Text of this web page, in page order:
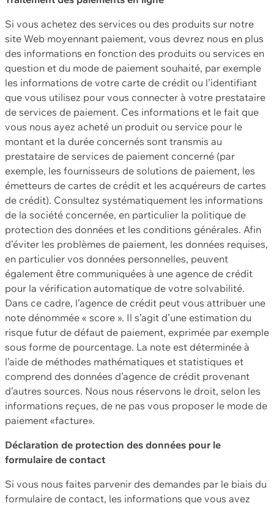
Si vous achetez des services ou des produits sur notre
site Web moyennant paiement, vous devrez nous en plus
des informations en fonction des produits ou services en
question et du mode de paiement souhaité, par exemple
les informations de votre carte de crédit ou l’identifiant
que vous utilisez pour vous connecter à votre prestataire
de services de paiement. Ces informations et le fait que
vous nous ayez acheté un produit ou service pour le
montant et la durée concernés sont transmis au
prestataire de services de paiement concerné (par
exemple, les fournisseurs de solutions de paiement, les
émetteurs de cartes de crédit et les acquéreurs de cartes
de crédit). Consultez systématiquement les informations
de la société concernée, en particulier la politique de
protection des données et les conditions générales. Afin
d’éviter les problèmes de paiement, les données requises,
en particulier vos données personnelles, peuvent
également être communiquées à une agence de crédit
pour la vérification automatique de votre solvabilité.
Dans ce cadre, l’agence de crédit peut vous attribuer une
note dénommée « score ». Il s’agit d’une estimation du
risque futur de défaut de paiement, exprimée par exemple
sous forme de pourcentage. La note est déterminée à
l’aide de méthodes mathématiques et statistiques et
comprend des données d’agence de crédit provenant
d’autres sources. Nous nous réservons le droit, selon les
informations reçues, de ne pas vous proposer le mode de
paiement «facture».
Déclaration de protection des données pour le
formulaire de contact
Si vous nous faites parvenir des demandes par le biais du
formulaire de contact, les informations que vous avez